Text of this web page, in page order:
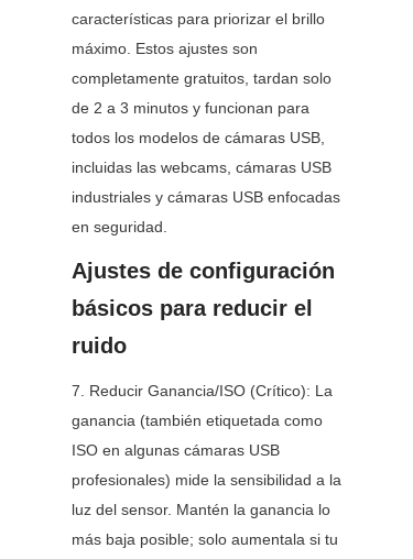
características para priorizar el brillo
máximo. Estos ajustes son
completamente gratuitos, tardan solo
de 2 a 3 minutos y funcionan para
todos los modelos de cámaras USB,
incluidas las webcams, cámaras USB
industriales y cámaras USB enfocadas
en seguridad.
Ajustes de configuración
básicos para reducir el
ruido
7. Reducir Ganancia/ISO (Crítico): La
ganancia (también etiquetada como
ISO en algunas cámaras USB
profesionales) mide la sensibilidad a la
luz del sensor. Mantén la ganancia lo
más baja posible; solo aumentala si tu